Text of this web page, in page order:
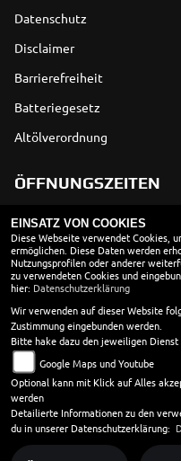
Datenschutz
Disclaimer
Barrierefreiheit
Batteriegesetz
Altölverordnung
ÖFFNUNGSZEITEN
Montag:
geschlossen
Dienstag:
08:30 -
Mittwoch:
08:30 -
Donnerstag:
08:30 -
Freitag:
08:30 -
Samstag:
10:00 -
Sonntag:
geschlossen
Werkstatt
Montag - Donnerstag 8.30
Freitag 8.30 - 17.00 Uhr
EINSATZ VON COOKIES
Diese Webseite verwendet Cookies,
ermöglichen. Diese Daten werden
Nutzungsprofilen oder anderer
zu verwendeten Cookies und
hier: Datenschutzerklärung
Wir verwenden auf dieser Website
Zustimmung eingebunden werden.
Bitte hake dazu den jeweiligen
Google Maps und Youtube
Optional kann mit Klick auf Alles
werden
Detailierte Informationen zu den
du in unserer Datenschutzerklärung: